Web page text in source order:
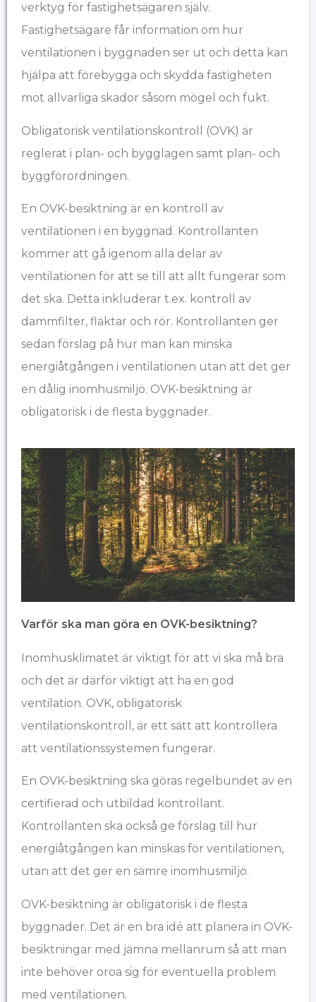
verktyg för fastighetsägaren själv.
Fastighetsägare får information om hur
ventilationen i byggnaden ser ut och detta kan
hjälpa att förebygga och skydda fastigheten
mot allvarliga skador såsom mögel och fukt.
Obligatorisk ventilationskontroll (OVK) är
reglerat i plan- och bygglagen samt plan- och
byggförordningen.
En OVK-besiktning är en kontroll av
ventilationen i en byggnad. Kontrollanten
kommer att gå igenom alla delar av
ventilationen för att se till att allt fungerar som
det ska. Detta inkluderar t.ex. kontroll av
dammfilter, fläktar och rör. Kontrollanten ger
sedan förslag på hur man kan minska
energiåtgången i ventilationen utan att det ger
en dålig inomhusmiljö. OVK-besiktning är
obligatorisk i de flesta byggnader.
Varför ska man göra en OVK-besiktning?
Inomhusklimatet är viktigt för att vi ska må bra
och det är därför viktigt att ha en god
ventilation. OVK, obligatorisk
ventilationskontroll, är ett sätt att kontrollera
att ventilationssystemen fungerar.
En OVK-besiktning ska göras regelbundet av en
certifierad och utbildad kontrollant.
Kontrollanten ska också ge förslag till hur
energiåtgången kan minskas för ventilationen,
utan att det ger en sämre inomhusmiljö.
OVK-besiktning är obligatorisk i de flesta
byggnader. Det är en bra idé att planera in OVK-
besiktningar med jämna mellanrum så att man
inte behöver oroa sig för eventuella problem
med ventilationen.